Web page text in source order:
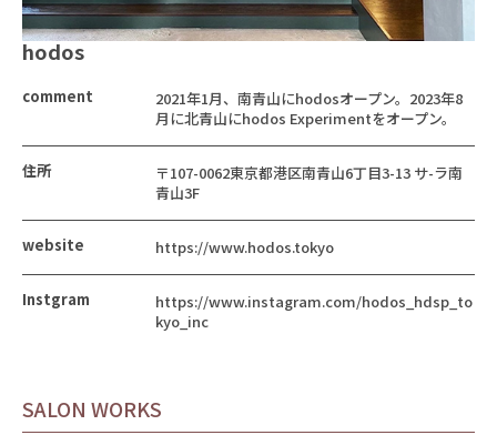
hodos
comment
2021年1月、南青山にhodosオープン。2023年8
月に北青山にhodos Experimentをオープン。
住所
〒107-0062東京都港区南青山6丁目3-13 サ-ラ南
青山3F
website https://www.hodos.tokyo
Instgram
https://www.instagram.com/hodos_hdsp_to
kyo_inc
SALON WORKS